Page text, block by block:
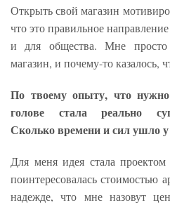
Открыть свой магазин
что это правильное
и для общества. Мне просто
магазин, и почему-то казалось,
По твоему опыту, что
голове стала реально
Сколько времени и сил ушло у
Для меня идея стала
поинтересовалась стоимостью
надежде, что мне назовут